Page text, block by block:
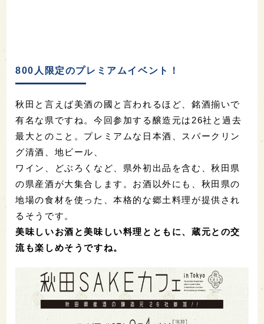
800人限定のプレミアムイベント！
秋田と言えば美酒の國と言われるほど、銘酒揃いで
有名な県ですね。今回参加する醸造元は26社と過去
最大とのこと。プレミアムな日本酒、スパークリン
グ清酒、地ビール、
ワイン、どぶろくなど、県外初出品を含む、秋田県
の県産酒が大集合します。お酒以外にも、秋田県の
地場の食材を使った、本格的な郷土料理が提供され
るそうです。
美味しいお酒と美味しい料理とともに、蔵元との交
流も楽しめそうですね。